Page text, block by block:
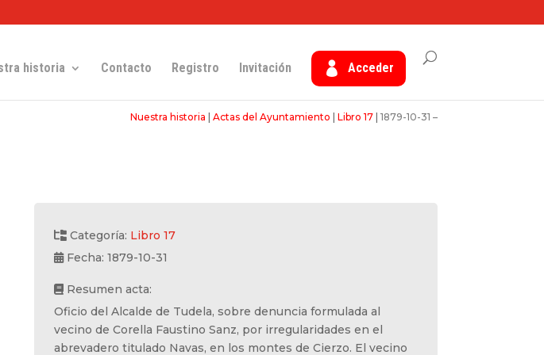
historia Contacto Registro Invitación Acceder
Nuestra historia Actas del Ayuntamiento Libro 17| 1879-10-31 –
Categoría: Libro 17
Fecha: 1879-10-31
Resumen acta:
Oficio del Alcalde de Tudela, sobre denuncia formulada al
vecino de Corella Faustino Sanz, por irregularidades en el
abrevadero titulado Navas, en los montes de Cierzo. El vecino